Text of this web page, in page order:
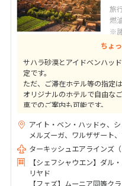
旅
燃
※
ちょ
サハラ砂漠とアイドベンハッ
定です。
ただ、ご滞在ホテル等の指定
オリジナルのホテルで自由な
車でのご案内も可能です。
アイト・ベン・ハッドゥ、
メルズーガ、ワルザザート
ターキッシュエアラインズ（
【シェフシャウエン】ダル
リヤド
【フェズ】ムーニア同等ク